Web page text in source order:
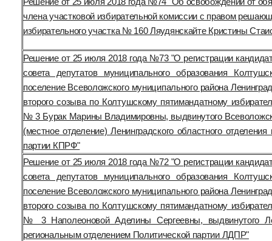
члена участковой избирательной комиссии с правом
избирательного участка № 160 Ляудянскайте Кристины
Решение от 25 июля 2018 года №73 "О регистрации
совета депутатов муниципального образования
поселение Всеволожского муниципального района
второго созыва по Колтушскому пятимандатному
№ 3 Бурак Марины Владимировны, выдвинутого
(местное отделение) Ленинградского областного отделения
партии КПРФ"
Решение от 25 июля 2018 года №72 "О регистрации
совета депутатов муниципального образования
поселение Всеволожского муниципального района
второго созыва по Колтушскому пятимандатному
№ 3 Наполеоновой Аделины Сергеевны, выдвинутого
региональным отделением Политической партии ЛДПР"